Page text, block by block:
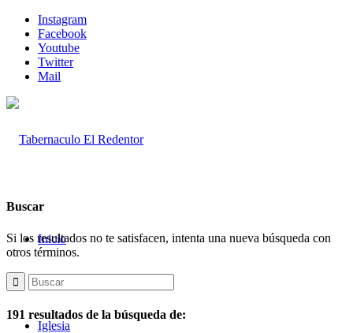
Instagram
Facebook
Youtube
Twitter
Mail
Inicio
Iglesia
Buscar
Si los resultados no te satisfacen, intenta una nueva búsqueda con
otros términos.
191 resultados de la búsqueda de: